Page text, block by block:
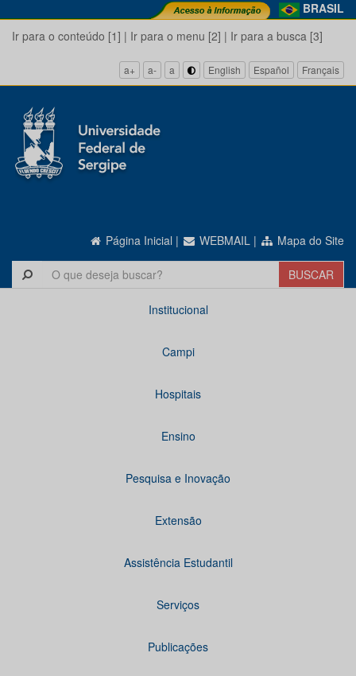
BRASIL
Ir para o conteúdo [1] | Ir para o menu [2] | Ir para a busca [3]
a+ a- a English Español Français
Página Inicial | WEBMAIL | Mapa do Site
Institucional
Campi
Hospitais
Ensino
Pesquisa e Inovação
Extensão
Assistência Estudantil
Serviços
Publicações